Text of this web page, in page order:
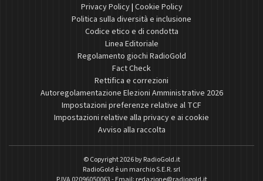
Privacy Policy| Cookie Policy
Politica sulla diversità e inclusione
Codice etico e di condotta
Linea Editoriale
Regolamento giochi RadioGold
Fact Check
Rettifica e correzioni
Autoregolamentazione Elezioni Amministrative 2026
Impostazioni preferenze relative al TCF
Impostazioni relative alla privacy e ai cookie
Avviso alla raccolta
© Copyright 2026 byRadioGold.it
RadioGold è un marchio S.E.R. srl